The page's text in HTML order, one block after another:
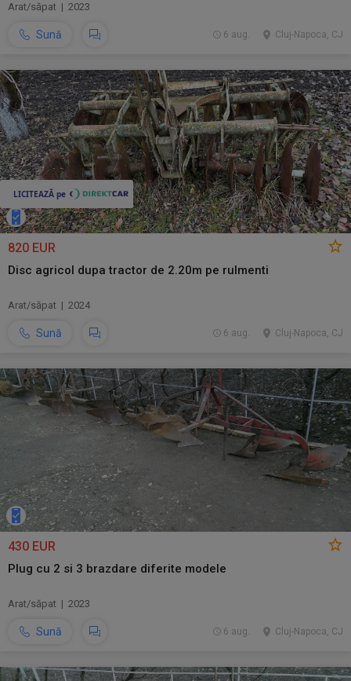
Arat/săpat | 2023
Sună Cluj-Napoca, CJ
6 aug.
820 EUR
Disc agricol dupa tractor de 2.20m pe rulmenti
Arat/săpat | 2024
Sună Cluj-Napoca, CJ
6 aug.
430 EUR
Plug cu 2 si 3 brazdare diferite modele
Arat/săpat | 2023
Sună Cluj-Napoca, CJ
6 aug.